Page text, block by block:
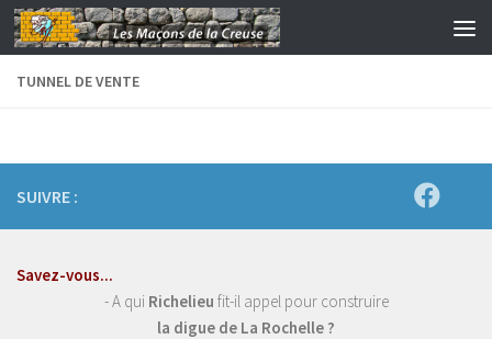
Skip to content
TUNNEL DE VENTE
SUIVRE :
Savez-vous...
- A qui Richelieu fit-il appel pour construire
la digue de La Rochelle ?